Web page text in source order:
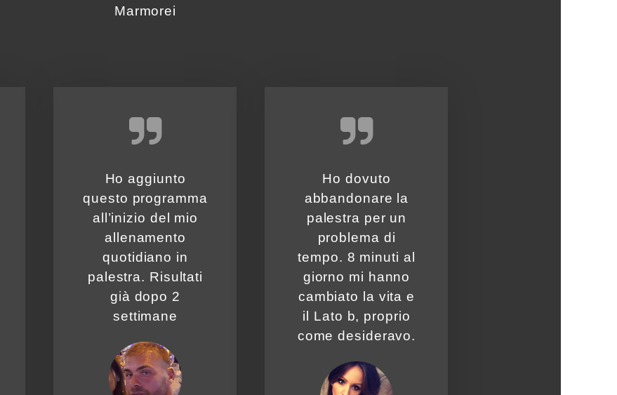
Marmorei
Ho aggiunto
questo programma
all’inizio del mio
allenamento
quotidiano in
palestra. Risultati
già dopo 2
settimane
Ho dovuto
abbandonare la
palestra per un
problema di
tempo. 8 minuti al
giorno mi hanno
cambiato la vita e
il Lato b, proprio
come desideravo.